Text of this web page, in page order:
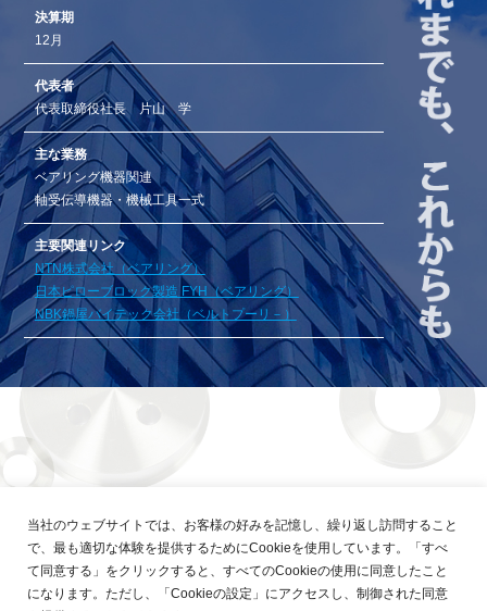
決算期
12月
代表者
代表取締役社長 片山 学
主な業務
ベアリング機器関連
軸受伝導機器・機械工具一式
主要関連リンク
NTN株式会社（ベアリング）
日本ピローブロック製造 FYH（ベアリング）
NBK鍋屋バイテック会社（ベルトプーリ－）
当社のウェブサイトでは、お客様の好みを記憶し、繰り返し訪問すること
で、最も適切な体験を提供するためにCookieを使用しています。「すべ
て同意する」をクリックすると、すべてのCookieの使用に同意したこと
になります。ただし、「Cookieの設定」にアクセスし、制御された同意